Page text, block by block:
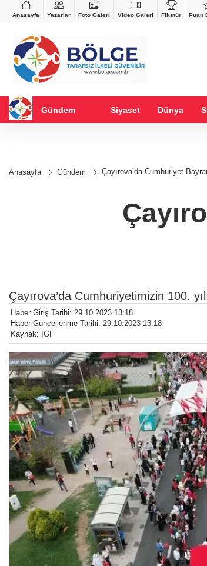
Anasayfa Yazarlar Foto Galeri Video Galeri Fikstür Puan
%-0,22
VND
0,0018
%0,15
GAU/
Gündem Siyaset Dünya
Anasayfa Gündem Çayırova’da Cumhuriyet
Çayırova’da Cumhuriyetimizin 100.
Haber Giriş Tarihi: 29.10.2023 13:18
Haber Güncellenme Tarihi: 29.10.2023 13:18
Kaynak: IGF